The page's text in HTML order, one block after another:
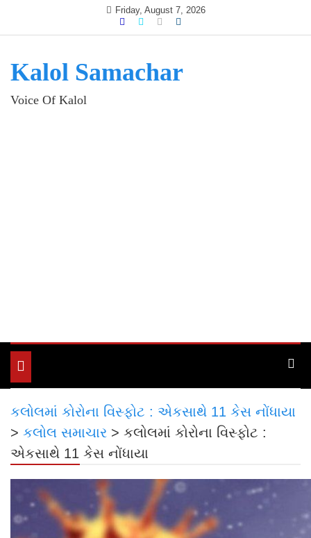
Friday, August 7, 2026
Kalol Samachar
Voice Of Kalol
Toggle
navigation
કલોલમાં કોરોના વિસ્ફોટ : એકસાથે 11 કેસ નોંધાયા
> કલોલ સમાચાર > કલોલમાં કોરોના વિસ્ફોટ :
એકસાથે 11 કેસ નોંધાયા